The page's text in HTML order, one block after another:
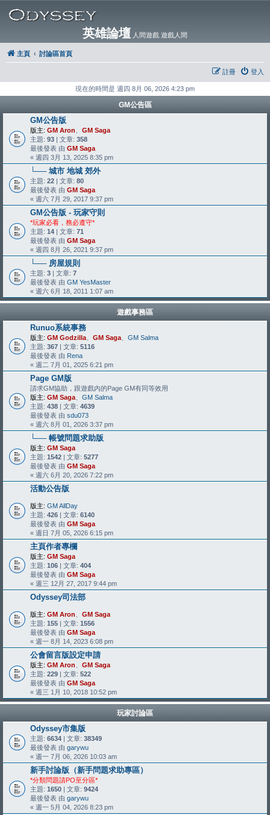
英雄論壇 人間遊戲 遊戲人間
主頁 討論區首頁
登入
註冊
現在的時間是 週四 8月 06, 2026 4:23 pm
GM公告區
GM公告版
版主: GM Aron
GM Saga
主題: 93 | 文章: 358
最後發表 由 GM Saga
« 週四 3月 13, 2025 8:35 pm
└── 城市 地城 郊外
主題: 22 | 文章: 80
最後發表 由 GM Saga
« 週六 7月 29, 2017 9:37 pm
GM公告版 - 玩家守則
*玩家必看，務必遵守*
主題: 14 | 文章: 71
最後發表 由 GM Saga
« 週四 8月 26, 2021 9:37 pm
└── 房屋規則
主題: 3 | 文章: 7
最後發表 由 GM YesMaster
« 週六 6月 18, 2011 1:07 am
遊戲事務區
Runuo系統事務
版主: GM Godzilla GM Saga
GM Salma
主題: 367 | 文章: 5116
最後發表 由 Rena
« 週二 7月 01, 2025 6:21 pm
Page GM版
請求GM協助，跟遊戲內的Page GM有同等效用
版主: GM Saga
GM Salma
主題: 438 | 文章: 4639
最後發表 由 sdu073
« 週六 8月 01, 2026 3:37 pm
└── 帳號問題求助版
版主: GM Saga
主題: 1542 | 文章: 5277
最後發表 由 GM Saga
« 週六 6月 20, 2026 7:22 pm
活動公告版
版主: GM AllDay
主題: 426 | 文章: 6140
最後發表 由 GM Saga
« 週日 7月 05, 2026 6:15 pm
主頁作者專欄
版主: GM Saga
主題: 106 | 文章: 404
最後發表 由 GM Saga
« 週三 12月 27, 2017 9:44 pm
Odyssey司法部
版主: GM Aron
GM Saga
主題: 155 | 文章: 1556
最後發表 由 GM Saga
« 週一 8月 14, 2023 6:08 pm
公會留言版設定申請
版主: GM Aron
GM Saga
主題: 229 | 文章: 522
最後發表 由 GM Saga
« 週三 1月 10, 2018 10:52 pm
玩家討論區
Odyssey市集版
主題: 6634 | 文章: 38349
最後發表 由 garywu
« 週一 7月 06, 2026 10:03 am
新手討論版（新手問題求助專區）
*分類問題請PO至分區*
主題: 1650 | 文章: 9424
最後發表 由 garywu
« 週一 5月 04, 2026 8:23 pm